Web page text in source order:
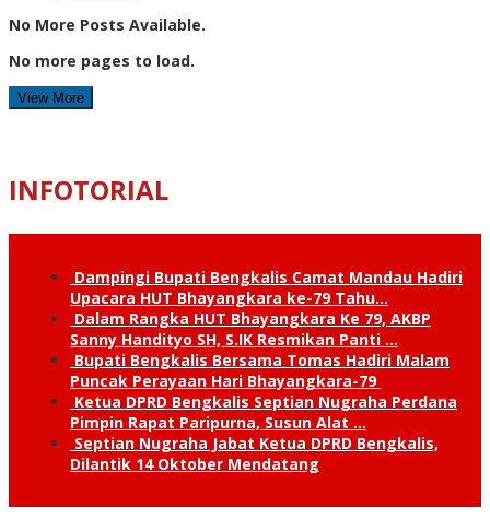
No More Posts Available.
No more pages to load.
View More
INFOTORIAL
Dampingi Bupati Bengkalis Camat Mandau Hadiri
Upacara HUT Bhayangkara ke-79 Tahu…
Dalam Rangka HUT Bhayangkara Ke 79, AKBP
Sanny Handityo SH, S.IK Resmikan Panti …
Bupati Bengkalis Bersama Tomas Hadiri Malam
Puncak Perayaan Hari Bhayangkara-79
Ketua DPRD Bengkalis Septian Nugraha Perdana
Pimpin Rapat Paripurna, Susun Alat …
Septian Nugraha Jabat Ketua DPRD Bengkalis,
Dilantik 14 Oktober Mendatang